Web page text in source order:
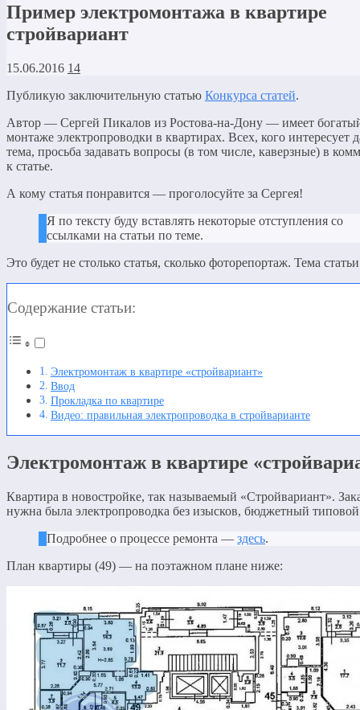
Пример электромонтажа в квартире
стройвариант
15.06.2016 14
Публикую заключительную статью Конкурса статей.
Автор — Сергей Пикалов из Ростова-на-Дону — имеет
монтаже электропроводки в квартирах. Всех, кого интересует
тема, просьба задавать вопросы (в том числе, каверзные) в
к статье.
А кому статья понравится — проголосуйте за Сергея!
Я по тексту буду вставлять некоторые отступления со
ссылками на статьи по теме.
Это будет не столько статья, сколько фоторепортаж. Тема
Содержание статьи:
Электромонтаж в квартире «стройвариант»
Ввод
Прокладка по квартире
Видео: правильная электропроводка в стройварианте
Электромонтаж в квартире
Квартира в новостройке, так называемый «Стройвариант».
нужна была электропроводка без изысков, бюджетный типовой
Подробнее о процессе ремонта — здесь.
План квартиры (49) — на поэтажном плане ниже: